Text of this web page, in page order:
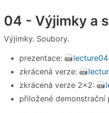
04 - Výjimky a
Výjimky. Soubory.
prezentace:
zkrácená verze:
zkrácená verze 2×2:
přiložené demonstrační